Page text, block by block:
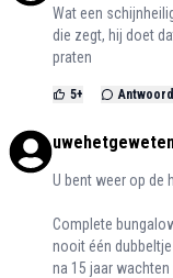
Wat een
die zegt, hij doet
praten
5+ Antwoord
U bent weer op de
Complete
nooit één
na 15 jaar wachten